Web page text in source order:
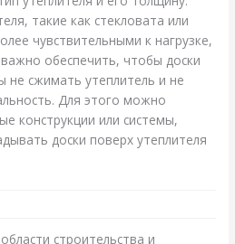
такие как стекловата или
чувствительными к нагрузке,
обеспечить, чтобы доски
не сжимать утеплитель и не
Для этого можно
конструкции или системы,
доски поверх утеплителя
строительства и